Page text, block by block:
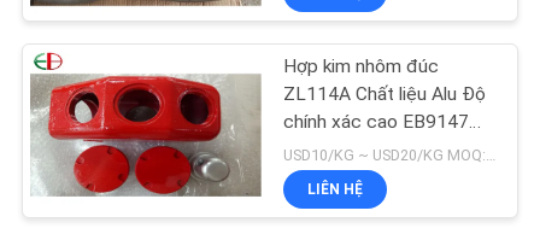
Hợp kim nhôm đúc
ZL114A Chất liệu Alu Độ
chính xác cao EB9147
Màu đỏ
LIÊN HỆ